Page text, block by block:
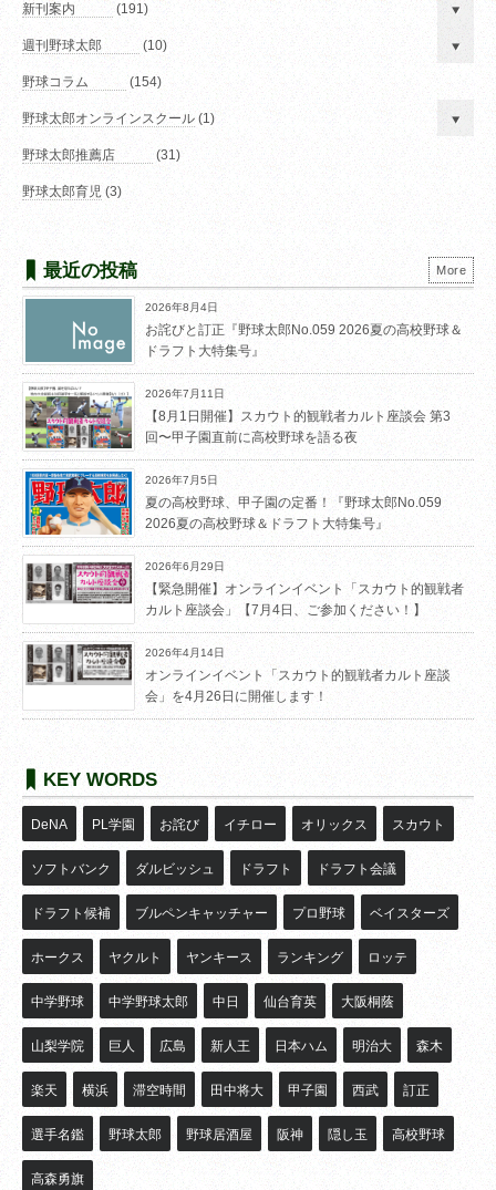
新刊案内 (191)
週刊野球太郎 (10)
野球コラム (154)
野球太郎オンラインスクール (1)
野球太郎推薦店 (31)
野球太郎育児 (3)
最近の投稿
2026年8月4日
お詫びと訂正『野球太郎No.059 2026夏の高校野球＆
ドラフト大特集号』
2026年7月11日
【8月1日開催】スカウト的観戦者カルト座談会 第3
回〜甲子園直前に高校野球を語る夜
2026年7月5日
夏の高校野球、甲子園の定番！『野球太郎No.059
2026夏の高校野球＆ドラフト大特集号』
2026年6月29日
【緊急開催】オンラインイベント「スカウト的観戦者
カルト座談会」【7月4日、ご参加ください！】
2026年4月14日
オンラインイベント「スカウト的観戦者カルト座談
会」を4月26日に開催します！
More
KEY WORDS
DeNA PL学園 お詫び イチロー オリックス スカウト
ソフトバンク ダルビッシュ ドラフト ドラフト会議
ドラフト候補 ブルペンキャッチャー プロ野球 ベイスターズ
ホークス ヤクルト ヤンキース ランキング ロッテ
中学野球 中学野球太郎 中日 仙台育英 大阪桐蔭
山梨学院 巨人 広島 新人王 日本ハム 明治大 森木
楽天 横浜 滞空時間 田中将大 甲子園 西武 訂正
選手名鑑 野球太郎 野球居酒屋 阪神 隠し玉 高校野球
高森勇旗